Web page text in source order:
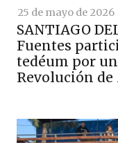
25 de mayo de 2026
SANTIAGO
Fuentes
tedéum por
Revolución de